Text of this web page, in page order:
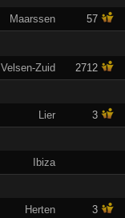
Maarssen 57
Velsen-Zuid 2712
Lier 3
Ibiza
Herten 3